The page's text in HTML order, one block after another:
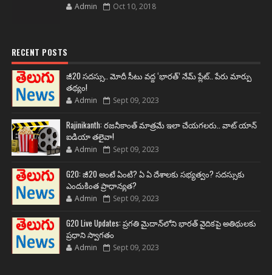
Admin Oct 10, 2018
RECENT POSTS
జీ20 సదస్సు.. మోదీ సీటు వద్ద ‘భారత్’ నేమ్ ప్లేట్‌.. పేరు మార్పు
తథ్యం!
Admin Sept 09, 2023
Rajinikanth: రజనీకాంత్ మాత్రమే ఇలా చేయగలరు.. వాట్ యాన్
ఐడియా తలైవా!
Admin Sept 09, 2023
G20: జీ20 అంటే ఏంటి? ఏ ఏ దేశాలకు సభ్యత్వం? సదస్సుకు
ఎందుకింత ప్రాధాన్యత?
Admin Sept 09, 2023
G20 Live Updates: ప్రగతి మైదాన్‌లోని భారత్ వైదికపై అతిథులకు
ప్రధాని స్వాగతం
Admin Sept 09, 2023